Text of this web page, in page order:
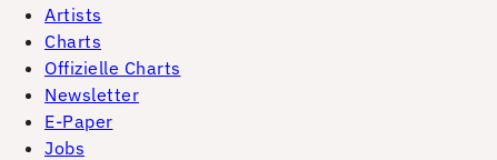
Artists
Charts
Offizielle Charts
Newsletter
E-Paper
Jobs